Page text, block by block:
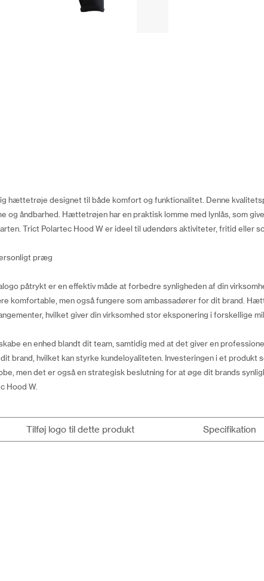
hættetrøje designet til både komfort og funktionalitet. Denne
og åndbarhed. Hættetrøjen har en praktisk lomme med lynlås, som
Trict Polartec Hood W er ideel til udendørs aktiviteter, fritid eller
præg
påtrykt er en effektiv måde at forbedre synligheden af din
komfortable, men også fungere som ambassadører for dit brand.
hvilket giver din virksomhed stor eksponering i forskellige
en enhed blandt dit team, samtidig med at det giver en
brand, hvilket kan styrke kundeloyaliteten. Investeringen i et
men det er også en strategisk beslutning for at øge dit brands
Hood W.
Tilføj logo til dette produkt Specifikation